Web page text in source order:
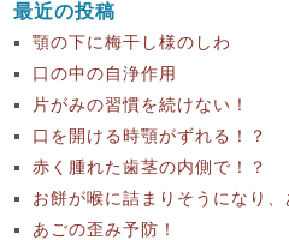
最近の投稿
顎の下に梅干し様のしわ
口の中の自浄作用
片がみの習慣を続けない！
口を開ける時顎がずれる！？
赤く腫れた歯茎の内側で！？
お餅が喉に詰まりそうになり、
あごの歪み予防！